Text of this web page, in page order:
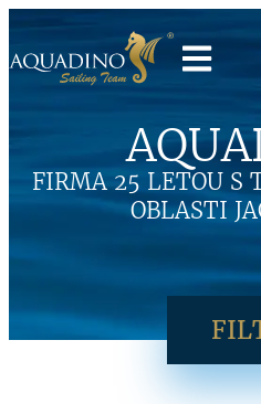
FIRMA 25 LETOU S
OBLASTI